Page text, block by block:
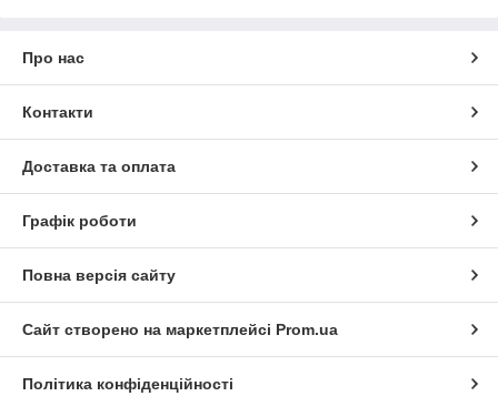
Про нас
Контакти
Доставка та оплата
Графік роботи
Повна версія сайту
Сайт створено на маркетплейсі Prom.ua
Політика конфіденційності